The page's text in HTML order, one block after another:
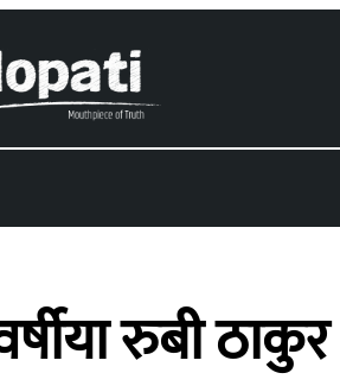
रुबी ठाकुर